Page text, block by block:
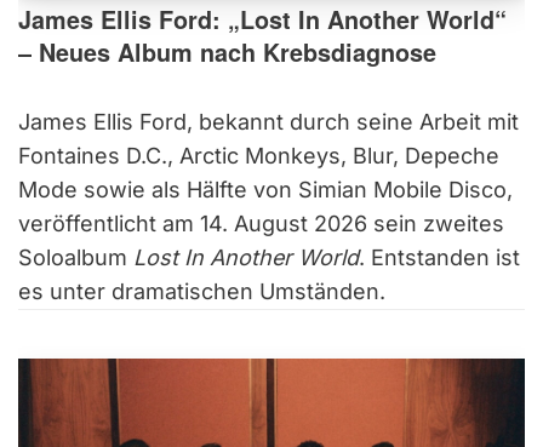
James Ellis Ford: „Lost In Another World“
– Neues Album nach Krebsdiagnose
James Ellis Ford, bekannt durch seine Arbeit mit
Fontaines D.C., Arctic Monkeys, Blur, Depeche
Mode sowie als Hälfte von Simian Mobile Disco,
veröffentlicht am 14. August 2026 sein zweites
Soloalbum Lost In Another World. Entstanden ist
es unter dramatischen Umständen.